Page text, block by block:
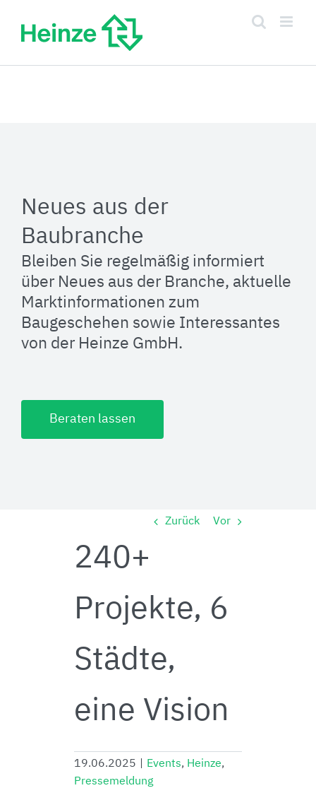
Inhalt
springen
Neues aus der
Baubranche
Bleiben Sie regelmäßig informiert
über Neues aus der Branche, aktuelle
Marktinformationen zum
Baugeschehen sowie Interessantes
von der Heinze GmbH.
Beraten lassen
Zurück Vor
240+
Projekte, 6
Städte,
eine Vision
19.06.2025 Events, Heinze,
Pressemeldung